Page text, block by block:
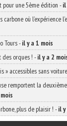
pour une 5ème édition -il
où l’expérience
Tours-il y a 1 mois
des orques ! -il y a 2
» accessibles sans
remportent la
plus de plaisir ! -il